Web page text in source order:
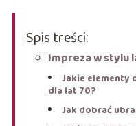
Spis treści:
Impreza w stylu
Jakie elementy
dla lat 70?
Jak dobrać